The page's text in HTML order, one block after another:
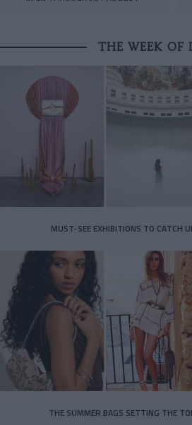
THE WEEK OF
MUST-SEE EXHIBITIONS TO CATCH
THE SUMMER BAGS SETTING THE